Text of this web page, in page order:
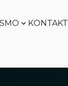
KONTAKT